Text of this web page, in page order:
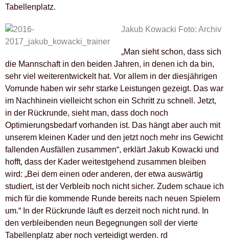
Tabellenplatz.
Jakub Kowacki Foto: Archiv
„Man sieht schon, dass sich
die Mannschaft in den beiden Jahren, in denen ich da bin,
sehr viel weiterentwickelt hat. Vor allem in der diesjährigen
Vorrunde haben wir sehr starke Leistungen gezeigt. Das war
im Nachhinein vielleicht schon ein Schritt zu schnell. Jetzt,
in der Rückrunde, sieht man, dass doch noch
Optimierungsbedarf vorhanden ist. Das hängt aber auch mit
unserem kleinen Kader und den jetzt noch mehr ins Gewicht
fallenden Ausfällen zusammen“, erklärt Jakub Kowacki und
hofft, dass der Kader weitestgehend zusammen bleiben
wird: „Bei dem einen oder anderen, der etwa auswärtig
studiert, ist der Verbleib noch nicht sicher. Zudem schaue ich
mich für die kommende Runde bereits nach neuen Spielern
um.“ In der Rückrunde läuft es derzeit noch nicht rund. In
den verbleibenden neun Begegnungen soll der vierte
Tabellenplatz aber noch verteidigt werden. rd